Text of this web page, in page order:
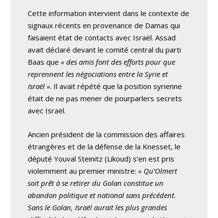
Cette information intervient dans le contexte de
signaux récents en provenance de Damas qui
faisaient état de contacts avec Israël. Assad
avait déclaré devant le comité central du parti
Baas que« des amis font des efforts pour que
reprennent les négociations entre la Syrie et
Israël ». Il avait répété que la position syrienne
était de ne pas mener de pourparlers secrets
avec Israël.
Ancien président de la commission des affaires
étrangères et de la défense de la Knesset, le
député Youval Steinitz (Likoud) s’en est pris
violemment au premier ministre:« Qu’Olmert
soit prêt à se retirer du Golan constitue un
abandon politique et national sans précédent.
Sans le Golan, Israël aurait les plus grandes